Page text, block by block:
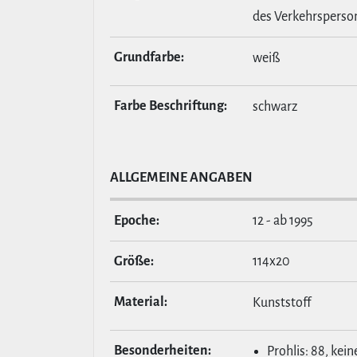
des
Grund­farbe: weiß
Farbe Beschrif­tung: schwarz
ALL­GE­MEINE ANGABEN
Epoche: 12 - ab 1995
Größe: 114x20
Material: Kunststoff
Beson­der­heiten: Prohlis: 88,